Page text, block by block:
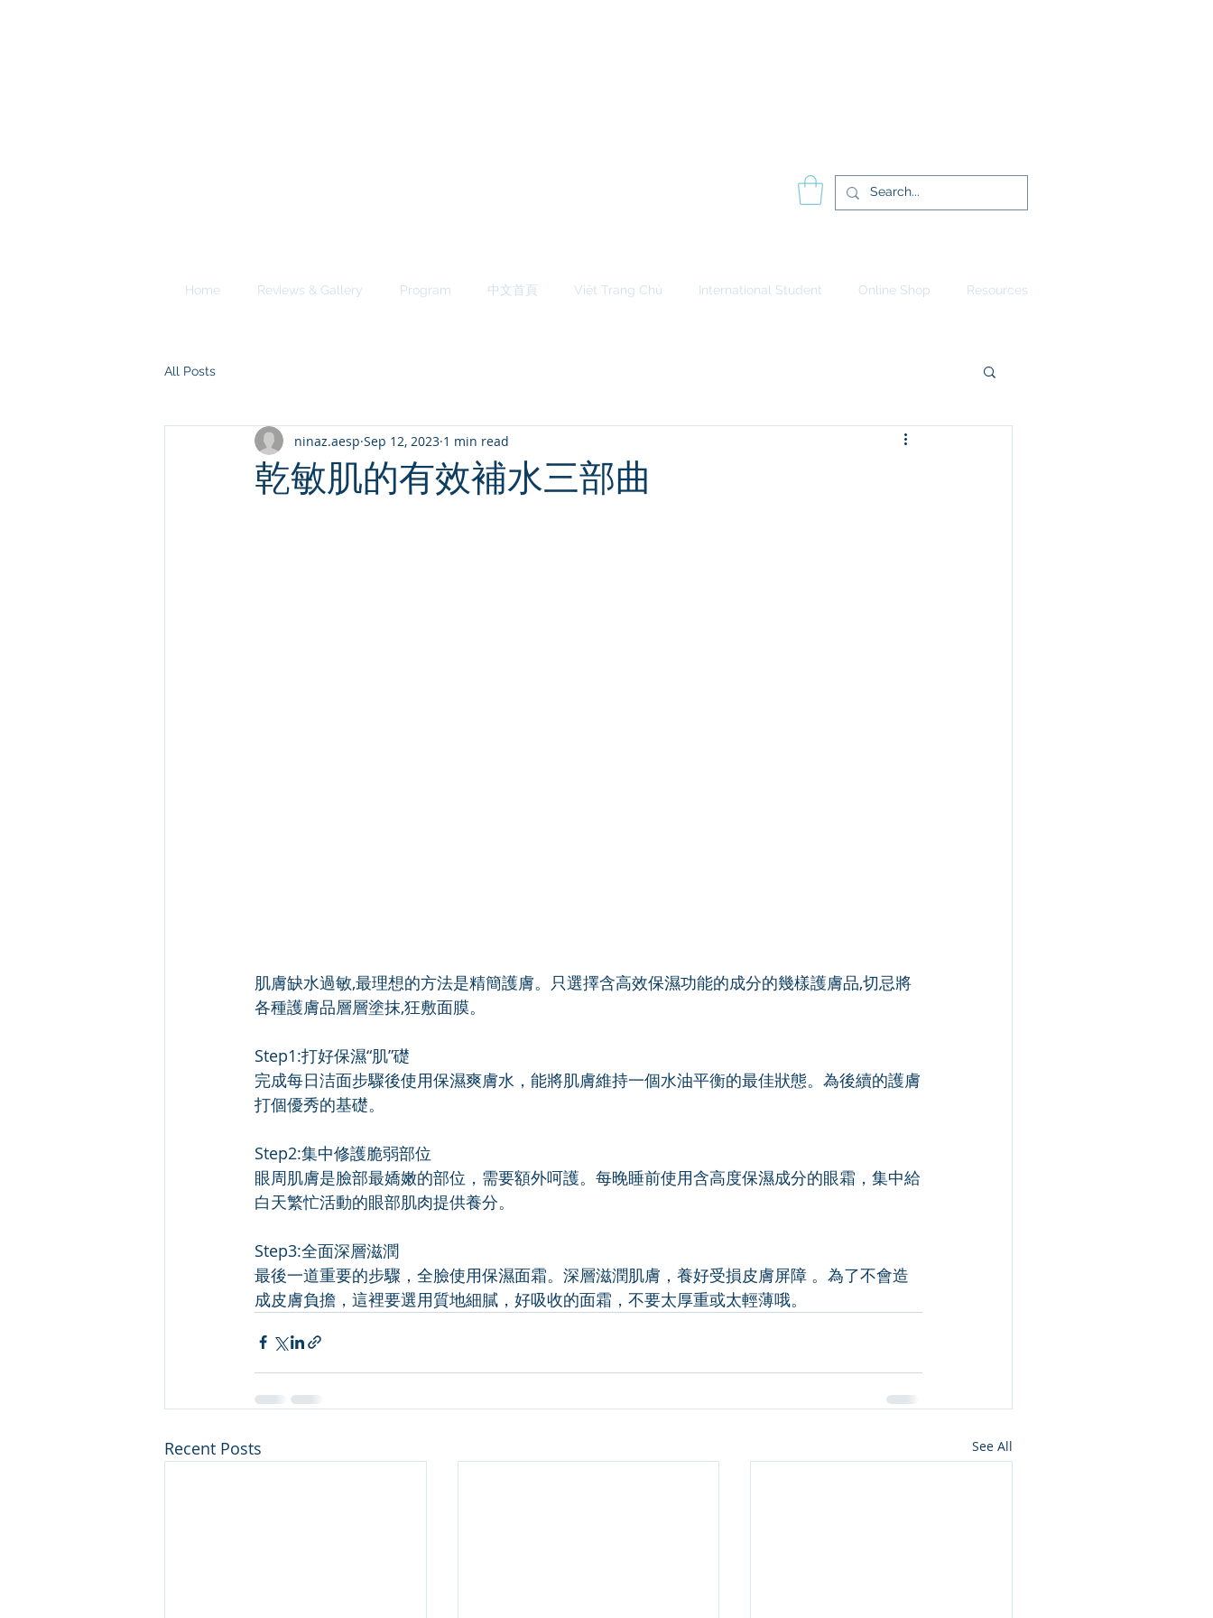
Home Reviews & Gallery Program 中文首頁 Việt Trang Chủ International Student Online Shop Resources
All Posts
乾敏肌的有效補水三部曲
ninaz.aesp Sep 12, 2023 1 min read
肌膚缺水過敏,最理想的方法是精簡護膚。只選擇含高效保濕功能的成分的幾樣護膚品,切忌將
各種護膚品層層塗抹,狂敷面膜。
Step1:打好保濕“肌”礎
完成每日洁面步驟後使用保濕爽膚水，能將肌膚維持一個水油平衡的最佳狀態。為後續的護膚
打個優秀的基礎。
Step2:集中修護脆弱部位
眼周肌膚是臉部最嬌嫩的部位，需要額外呵護。每晚睡前使用含高度保濕成分的眼霜，集中給
白天繁忙活動的眼部肌肉提供養分。
Step3:全面深層滋潤
最後一道重要的步驟，全臉使用保濕面霜。深層滋潤肌膚，養好受損皮膚屏障 。為了不會造
成皮膚負擔，這裡要選用質地細膩，好吸收的面霜，不要太厚重或太輕薄哦。
Recent Posts See All